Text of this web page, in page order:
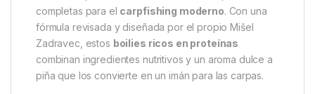
Misel Zadravec Hi-Protein
Boilies Pineapple 20mm:
nutrición, atracción y